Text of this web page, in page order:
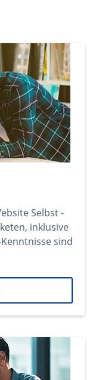
Selbst -
inklusive
sind